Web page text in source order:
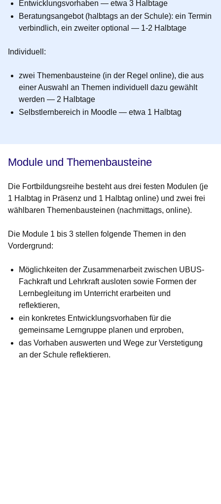
Entwicklungsvorhaben — etwa 3 Halbtage
Beratungsangebot (halbtags an der Schule): ein Termin
verbindlich, ein zweiter optional — 1-2 Halbtage
Individuell:
zwei Themenbausteine (in der Regel online), die aus
einer Auswahl an Themen individuell dazu gewählt
werden — 2 Halbtage
Selbstlernbereich in Moodle — etwa 1 Halbtag
Module und Themenbausteine
Die Fortbildungsreihe besteht aus drei festen Modulen (je
1 Halbtag in Präsenz und 1 Halbtag online) und zwei frei
wählbaren Themenbausteinen (nachmittags, online).
Die Module 1 bis 3 stellen folgende Themen in den
Vordergrund:
Möglichkeiten der Zusammenarbeit zwischen UBUS-
Fachkraft und Lehrkraft ausloten sowie Formen der
Lernbegleitung im Unterricht erarbeiten und
reflektieren,
ein konkretes Entwicklungsvorhaben für die
gemeinsame Lerngruppe planen und erproben,
das Vorhaben auswerten und Wege zur Verstetigung
an der Schule reflektieren.